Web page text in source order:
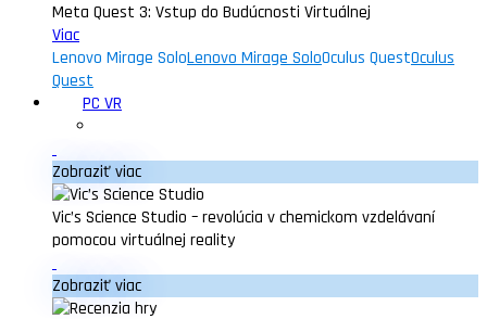
Meta Quest 3: Vstup do Budúcnosti Virtuálnej
Viac
Lenovo Mirage SoloLenovo Mirage SoloOculus QuestOculus
Quest
PC VR
Zobraziť viac
Vic’s Science Studio – revolúcia v chemickom vzdelávaní
pomocou virtuálnej reality
Zobraziť viac